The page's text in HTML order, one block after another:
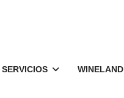
SERVICIOS WINELAND